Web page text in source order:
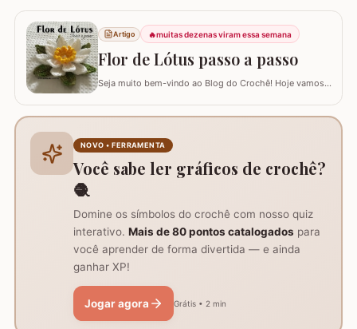
compõe o jogo de banheiro oval. Este jogo de banheiro
foi uma adaptação que fiz de um modelo de tapete e o
passo a passo do TAPETE DO LAVABO já está
disponível aqui no blog, confira nos links abaixo! Jogo
de…
Artigo 🔥muitas dezenas viram essa semana
Flor de Lótus passo a passo
Seja muito bem-vindo ao Blog do Crochê! Hoje vamos
crie uma peça volumosa e encantadora, perfeita para
trilhos de mesa, aplicações em tapetes ou…
NOVO • FERRAMENTA
Você sabe ler gráficos de crochê?
🧶
Domine os símbolos do crochê com nosso quiz
interativo. Mais de 80 pontos catalogados para
você aprender de forma divertida — e ainda
ganhar XP!
Jogar agora Grátis • 2 min